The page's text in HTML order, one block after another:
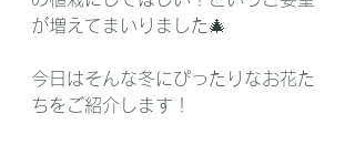
が増えてまいりました🎄
今日はそんな冬にぴったりなお花た
ちをご紹介します！